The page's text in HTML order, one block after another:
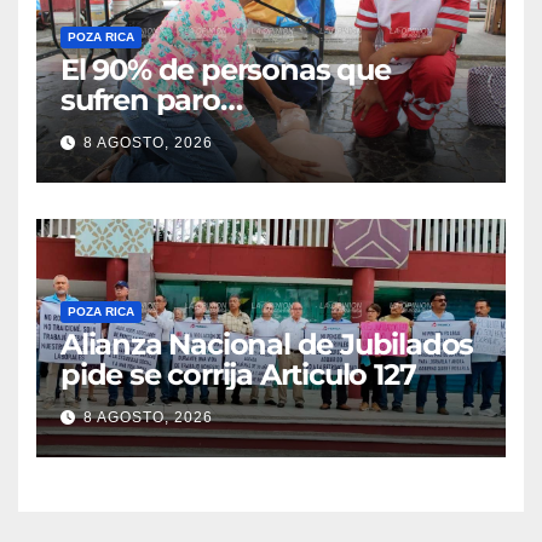
POZA RICA
El 90% de personas que
sufren paro
cardiorrespiratorio mueren
8 AGOSTO, 2026
POZA RICA
Alianza Nacional de Jubilados
pide se corrija Articulo 127
8 AGOSTO, 2026